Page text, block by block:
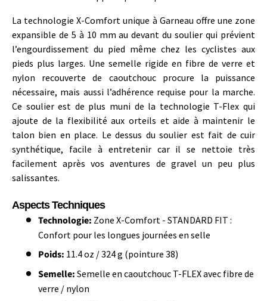
La technologie X-Comfort unique à Garneau offre une zone
expansible de 5 à 10 mm au devant du soulier qui prévient
l’engourdissement du pied même chez les cyclistes aux
pieds plus larges. Une semelle rigide en fibre de verre et
nylon recouverte de caoutchouc procure la puissance
nécessaire, mais aussi l’adhérence requise pour la marche.
Ce soulier est de plus muni de la technologie T-Flex qui
ajoute de la flexibilité aux orteils et aide à maintenir le
talon bien en place. Le dessus du soulier est fait de cuir
synthétique, facile à entretenir car il se nettoie très
facilement après vos aventures de gravel un peu plus
salissantes.
Aspects Techniques
Technologie: Zone X-Comfort - STANDARD FIT :
Confort pour les longues journées en selle
Poids: 11.4 oz / 324 g (pointure 38)
Semelle: Semelle en caoutchouc T-FLEX avec fibre de
verre / nylon